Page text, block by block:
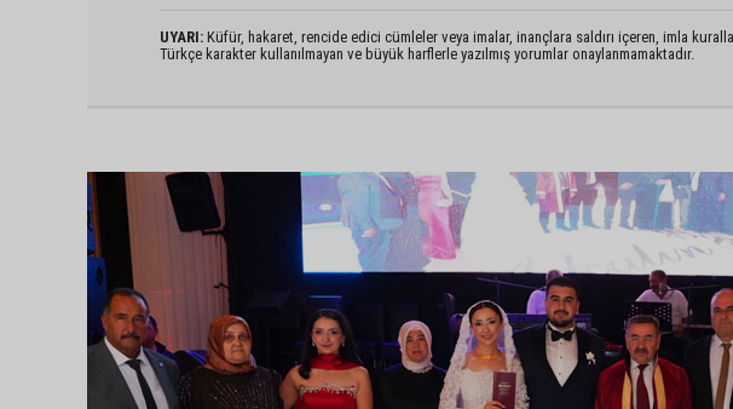
UYARI: Küfür, hakaret, rencide edici cümleler veya imalar, inançlara saldırı içeren, imla
Türkçe karakter kullanılmayan ve büyük harflerle yazılmış yorumlar onaylanmamaktadır.